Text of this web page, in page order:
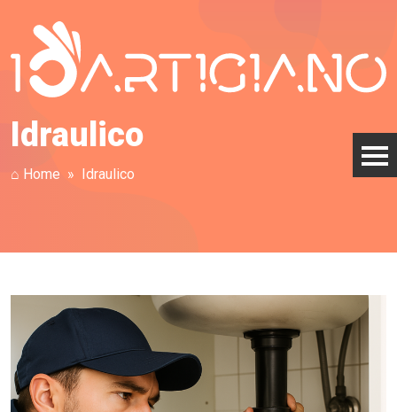
Idraulico
⌂ Home Idraulico